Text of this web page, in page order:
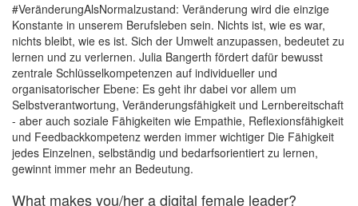
#VeränderungAlsNormalzustand: Veränderung wird die einzige
Konstante in unserem Berufsleben sein. Nichts ist, wie es war,
nichts bleibt, wie es ist. Sich der Umwelt anzupassen, bedeutet zu
lernen und zu verlernen. Julia Bangerth fördert dafür bewusst
zentrale Schlüsselkompetenzen auf individueller und
organisatorischer Ebene: Es geht ihr dabei vor allem um
Selbstverantwortung, Veränderungsfähigkeit und Lernbereitschaft
- aber auch soziale Fähigkeiten wie Empathie, Reflexionsfähigkeit
und Feedbackkompetenz werden immer wichtiger Die Fähigkeit
jedes Einzelnen, selbständig und bedarfsorientiert zu lernen,
gewinnt immer mehr an Bedeutung.
What makes you/her a digital female leader?